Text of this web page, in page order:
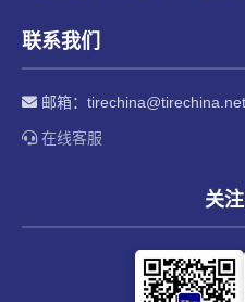
联系我们
邮箱： tirechina@tirechina.net
在线客服
关